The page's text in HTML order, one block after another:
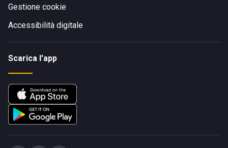
Gestione cookie
Accessibilità digitale
Scarica l'app